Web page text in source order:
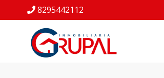
8295442112